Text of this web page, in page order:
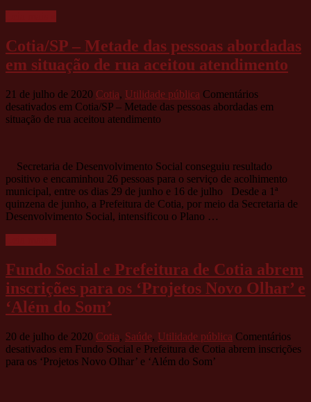
Cotia/SP – Metade das pessoas abordadas
em situação de rua aceitou atendimento
21 de julho de 2020 Cotia, Utilidade pública Comentários
desativados em Cotia/SP – Metade das pessoas abordadas em
situação de rua aceitou atendimento
Secretaria de Desenvolvimento Social conseguiu resultado
positivo e encaminhou 26 pessoas para o serviço de acolhimento
municipal, entre os dias 29 de junho e 16 de julho Desde a 1ª
quinzena de junho, a Prefeitura de Cotia, por meio da Secretaria de
Desenvolvimento Social, intensificou o Plano …
Fundo Social e Prefeitura de Cotia abrem
inscrições para os ‘Projetos Novo Olhar’ e
‘Além do Som’
20 de julho de 2020 Cotia, Saúde, Utilidade pública Comentários
desativados em Fundo Social e Prefeitura de Cotia abrem inscrições
para os ‘Projetos Novo Olhar’ e ‘Além do Som’